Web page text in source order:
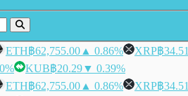
ETH฿62,755.00 ▲ 0.86% XRP฿34.51
KUB฿20.29▼ 0.39%
ETH฿62,755.00 ▲ 0.86% XRP฿34.51